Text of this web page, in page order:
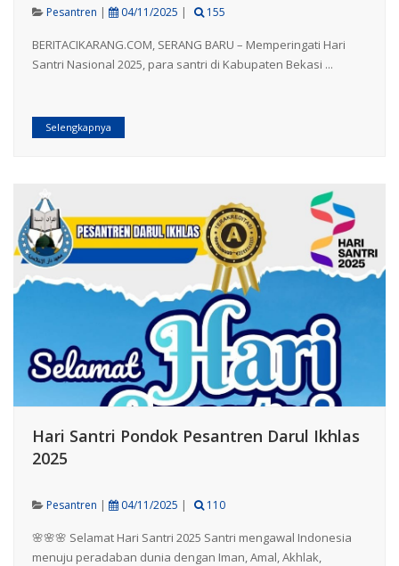
Pesantren | 04/11/2025 | 155
BERITACIKARANG.COM, SERANG BARU – Memperingati Hari
Santri Nasional 2025, para santri di Kabupaten Bekasi ...
Selengkapnya
Hari Santri Pondok Pesantren Darul Ikhlas
2025
Pesantren | 04/11/2025 | 110
🌸🌸🌸 Selamat Hari Santri 2025 Santri mengawal Indonesia
menuju peradaban dunia dengan Iman, Amal, Akhlak,